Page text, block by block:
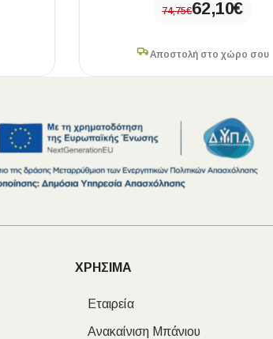
74,75€62,10€
Αποστολή στο χώρο σου
ΧΡΗΣΙΜΑ
Εταιρεία
Ανακαίνιση Μπάνιου